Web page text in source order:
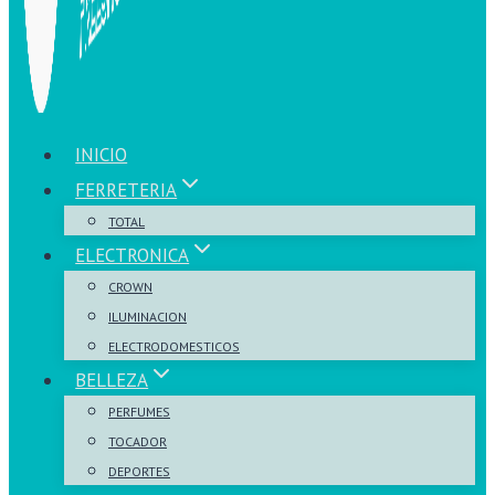
INICIO
FERRETERIA
TOTAL
ELECTRONICA
CROWN
ILUMINACION
ELECTRODOMESTICOS
BELLEZA
PERFUMES
TOCADOR
DEPORTES